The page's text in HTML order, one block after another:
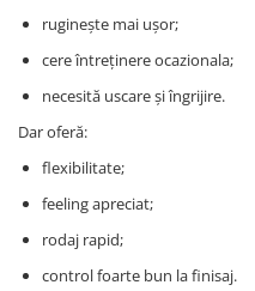
ruginește mai ușor;
cere întreținere ocazionala;
necesită uscare și îngrijire.
Dar oferă:
flexibilitate;
feeling apreciat;
rodaj rapid;
control foarte bun la finisaj.